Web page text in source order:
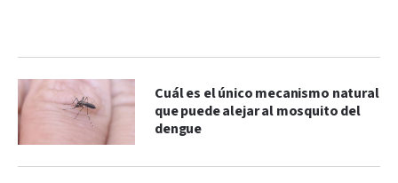
Cuál es el único mecanismo natural
que puede alejar al mosquito del
dengue